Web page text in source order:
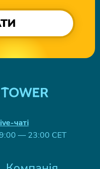
чаті
— 23:00 CET